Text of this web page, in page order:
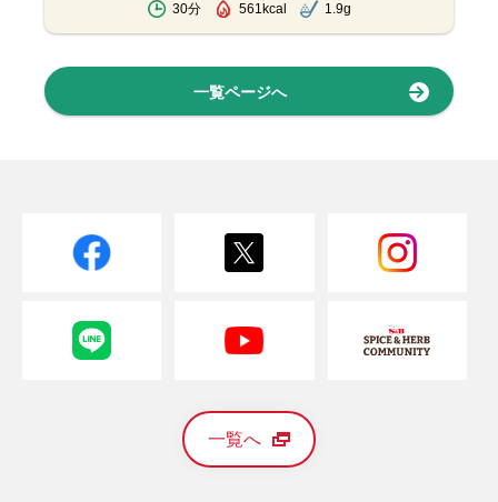
30分 561kcal 1.9g
一覧ページへ
一覧へ